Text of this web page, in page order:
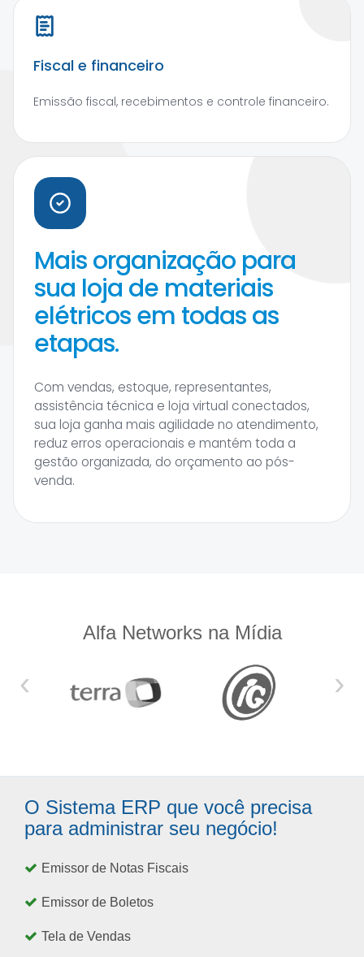
Fiscal e financeiro
Emissão fiscal, recebimentos e controle financeiro.
Mais organização para
sua loja de materiais
elétricos em todas as
etapas.
Com vendas, estoque, representantes,
assistência técnica e loja virtual conectados,
sua loja ganha mais agilidade no atendimento,
reduz erros operacionais e mantém toda a
gestão organizada, do orçamento ao pós-
venda.
Alfa Networks na Mídia
‹ ›
O Sistema ERP que você precisa
para administrar seu negócio!
Emissor de Notas Fiscais
Emissor de Boletos
Tela de Vendas